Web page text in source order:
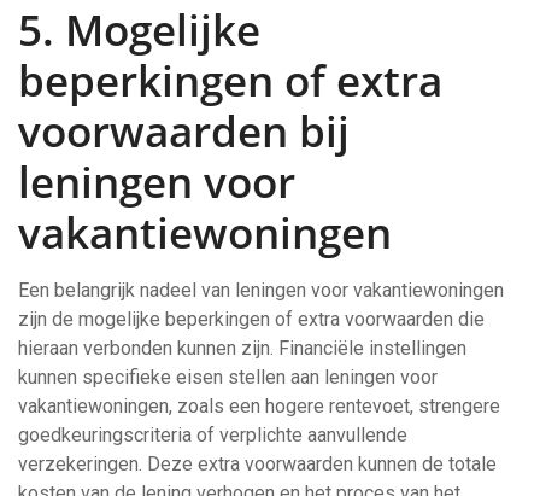
5. Mogelijke
beperkingen of extra
voorwaarden bij
leningen voor
vakantiewoningen
Een belangrijk nadeel van leningen voor vakantiewoningen
zijn de mogelijke beperkingen of extra voorwaarden die
hieraan verbonden kunnen zijn. Financiële instellingen
kunnen specifieke eisen stellen aan leningen voor
vakantiewoningen, zoals een hogere rentevoet, strengere
goedkeuringscriteria of verplichte aanvullende
verzekeringen. Deze extra voorwaarden kunnen de totale